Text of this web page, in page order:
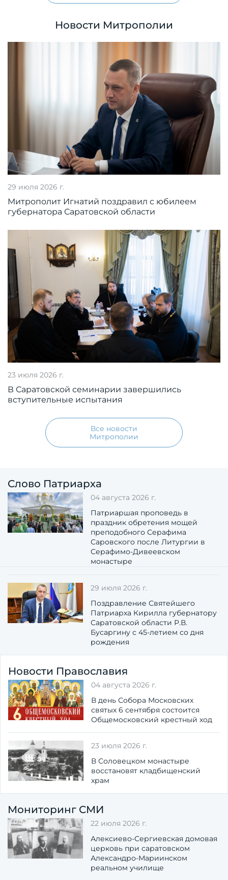
Новости Митрополии
29 июля 2026 г.
Митрополит Игнатий поздравил с юбилеем
губернатора Саратовской области
23 июля 2026 г.
В Саратовской семинарии завершились
вступительные испытания
Все новости
Митрополии
Слово Патриарха
04 августа 2026 г.
Патриаршая проповедь в
праздник обретения мощей
преподобного Серафима
Саровского после Литургии в
Серафимо-Дивеевском
монастыре
29 июля 2026 г.
Поздравление Святейшего
Патриарха Кирилла губернатору
Саратовской области Р.В.
Бусаргину с 45-летием со дня
рождения
Новости Православия
04 августа 2026 г.
В день Собора Московских
святых 6 сентября состоится
Общемосковский крестный ход
23 июля 2026 г.
В Соловецком монастыре
восстановят кладбищенский
храм
Мониторинг СМИ
22 июля 2026 г.
Алексиево-Сергиевская домовая
церковь при саратовском
Александро-Мариинском
реальном училище